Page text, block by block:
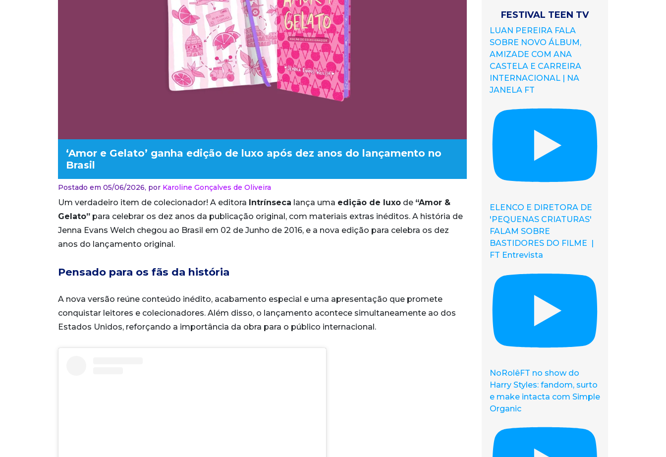
‘Amor e Gelato’ ganha edição de luxo após dez anos do lançamento no
Brasil
Postado em 05/06/2026, por Karoline Gonçalves de Oliveira
Um verdadeiro item de colecionador! A editora Intrínseca lança uma edição de luxo de “Amor &
Gelato” para celebrar os dez anos da publicação original, com materiais extras inéditos. A história de
Jenna Evans Welch chegou ao Brasil em 02 de Junho de 2016, e a nova edição para celebra os dez
anos do lançamento original.
Pensado para os fãs da história
A nova versão reúne conteúdo inédito, acabamento especial e uma apresentação que promete
conquistar leitores e colecionadores. Além disso, o lançamento acontece simultaneamente ao dos
Estados Unidos, reforçando a importância da obra para o público internacional.
FESTIVAL TEEN TV
LUAN PEREIRA FALA
SOBRE NOVO ÁLBUM,
AMIZADE COM ANA
CASTELA E CARREIRA
INTERNACIONAL | NA
JANELA FT
ELENCO E DIRETORA DE
'PEQUENAS CRIATURAS'
FALAM SOBRE
BASTIDORES DO FILME |
FT Entrevista
NoRolêFT no show do
Harry Styles: fandom, surto
e make intacta com Simple
Organic